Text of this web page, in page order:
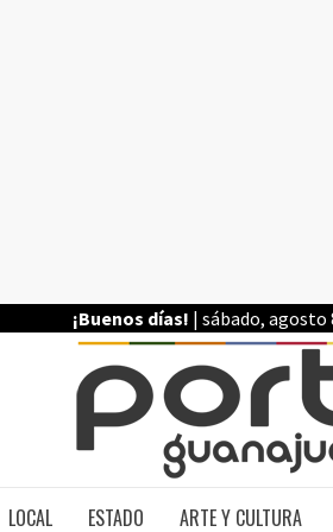
¡Buenos días! | sábado, agosto
LOCAL ESTADO ARTE Y CULTURA